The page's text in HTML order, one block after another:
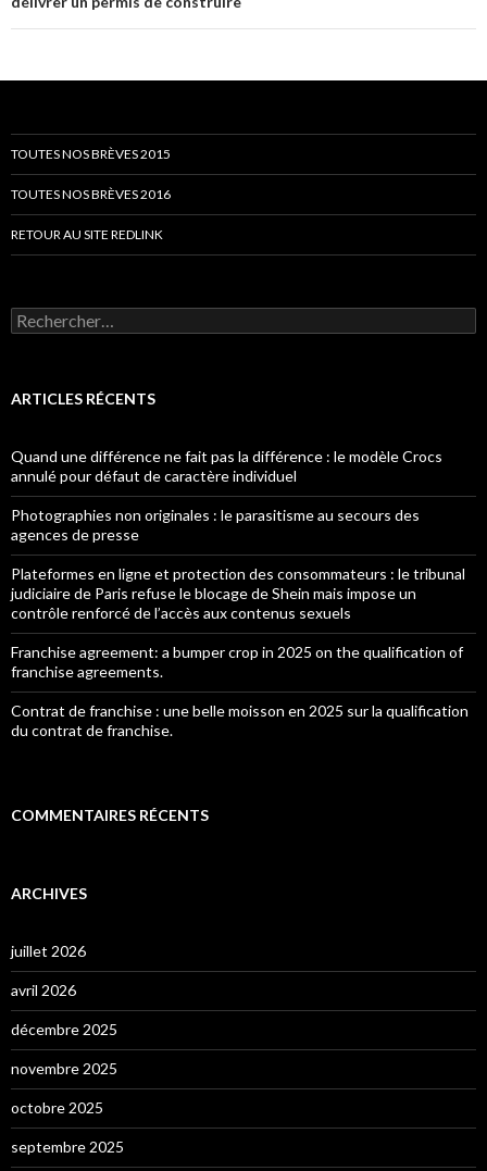
TOUTES NOS BRÈVES 2015
TOUTES NOS BRÈVES 2016
RETOUR AU SITE REDLINK
Rechercher :
ARTICLES RÉCENTS
Quand une différence ne fait pas la différence : le modèle Crocs
annulé pour défaut de caractère individuel
Photographies non originales : le parasitisme au secours des
agences de presse
Plateformes en ligne et protection des consommateurs : le tribunal
judiciaire de Paris refuse le blocage de Shein mais impose un
contrôle renforcé de l’accès aux contenus sexuels
Franchise agreement: a bumper crop in 2025 on the qualification of
franchise agreements.
Contrat de franchise : une belle moisson en 2025 sur la qualification
du contrat de franchise.
COMMENTAIRES RÉCENTS
ARCHIVES
juillet 2026
avril 2026
décembre 2025
novembre 2025
octobre 2025
septembre 2025